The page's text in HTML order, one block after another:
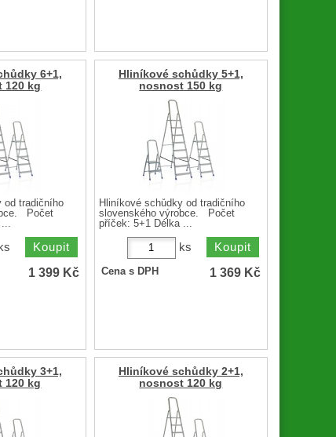
6+1,
120 kg
od tradičního
Počet
ks
1 399 Kč
Hliníkové schůdky 5+1,
nosnost 150 kg
Hliníkové schůdky od tradičního
slovenského výrobce. Počet
příček: 5+1 Délka ...
ks
Cena s DPH 1 369 Kč
3+1,
120 kg
Hliníkové schůdky 2+1,
nosnost 120 kg